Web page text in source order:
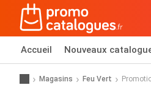
Accueil Nouveaux
Magasins Feu Vert